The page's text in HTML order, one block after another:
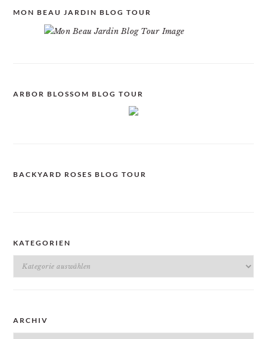
MON BEAU JARDIN BLOG TOUR
ARBOR BLOSSOM BLOG TOUR
BACKYARD ROSES BLOG TOUR
KATEGORIEN
Kategorien
ARCHIV